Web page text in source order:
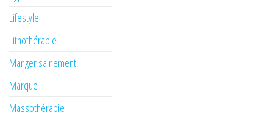
Lifestyle
Lithothérapie
Manger sainement
Marque
Massothérapie